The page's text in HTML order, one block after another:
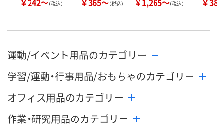
（税込） （税込） （税込）
運動/イベント用品のカテゴリー
学習/運動・行事用品/おもちゃのカテゴリー
オフィス用品のカテゴリー
作業・研究用品のカテゴリー